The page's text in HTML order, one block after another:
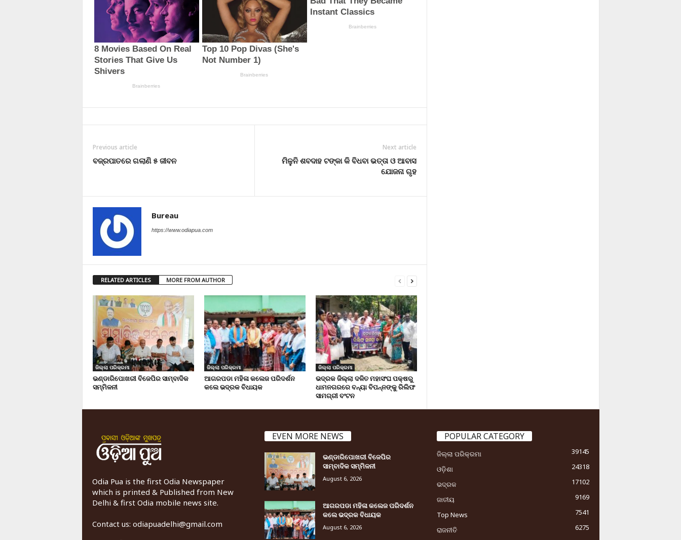
Previous article
ବଜ୍ରପାତରେ ଗଲାଣି ୫ ଜୀବନ
Next article
ମିଳୁନି ଶବଦାହ ଟଙ୍କା କି ବିଧବା ଭତ୍ତା ଓ ଆବାସ
ଯୋଜନା ଗୃହ
Bureau
https://www.odiapua.com
RELATED ARTICLES MORE FROM AUTHOR
ଜିଲ୍ଲା ପରିକ୍ରମା
ଭଣ୍ଡାରିପୋଖରୀ ବିଜେପିର ସାମ୍ବାଦିକ
ସମ୍ମିଳନୀ
ଜିଲ୍ଲା ପରିକ୍ରମା
ଆଗରପଡା ମହିଳା କଲେଜ ପରିଦର୍ଶନ
କଲେ ଭଦ୍ରକ ବିଧାୟକ
ଜିଲ୍ଲା ପରିକ୍ରମା
ଭଦ୍ରକ ଜିଲ୍ଲା ଦଳିତ ମହାସଂଘ ପକ୍ଷରୁ
ଧାମନଗରରେ ବନ୍ୟା ବିପନ୍ନଙ୍କୁ ରିଲିଫ
ସାମଗ୍ରୀ ବଂଟନ
Odia Pua is the first Odia Newspaper
which is printed & Published from New
Delhi & first Odia mobile news site.
Contact us: odiapuadelhi@gmail.com
EVEN MORE NEWS
ଭଣ୍ଡାରିପୋଖରୀ ବିଜେପିର
ସାମ୍ବାଦିକ ସମ୍ମିଳନୀ
August 6, 2026
ଆଗରପଡା ମହିଳା କଲେଜ ପରିଦର୍ଶନ
କଲେ ଭଦ୍ରକ ବିଧାୟକ
August 6, 2026
POPULAR CATEGORY
ଜିଲ୍ଲା ପରିକ୍ରମା
39145
ଓଡ଼ିଶା
24318
ଭଦ୍ରକ
17102
ଜାତୀୟ
9169
Top News
7541
ରାଜନୀତି
6275